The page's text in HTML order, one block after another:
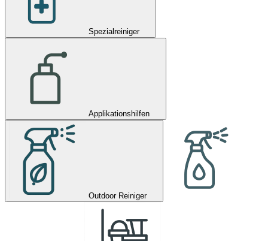
Spezialreiniger
Applikationshilfen
Outdoor Reiniger